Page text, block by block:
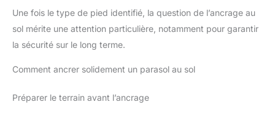
Une fois le type de pied identifié, la question de l’ancrage au
sol mérite une attention particulière, notamment pour garantir
la sécurité sur le long terme.
Comment ancrer solidement un parasol au sol
Préparer le terrain avant l’ancrage